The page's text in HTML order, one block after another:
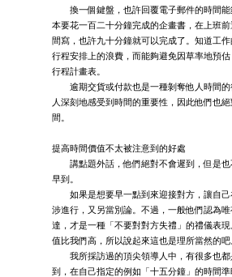
換一個鍵盤，也許回覆電子郵件的時間能
本要花一百二十分鐘完成的企畫書，在上班
間寫，也許九十分鐘就可以完成了。知道工
行程安排上的浪費，而能夠避免因草率地預
行程計畫表。
逾期交貨或付款也是一種剝奪他人時間的
人深刻地感受到時間的重要性，因此他們也
間。
提高時間價值不太被注意到的好處
講點題外話，他們絕對不會遲到，但是也
早到。
如果是想要早一點到來迎接對方，讓自己
涉進行，又另當別論。不過，一般他們認為
達，才是一種「不要對對方失禮」的禮儀表
值比我們高，所以說起來這也是理所當然的吧
我所採訪過的頂尖領導人中，有很多也都
到，在自己指定的例如「十五分鐘」的時間